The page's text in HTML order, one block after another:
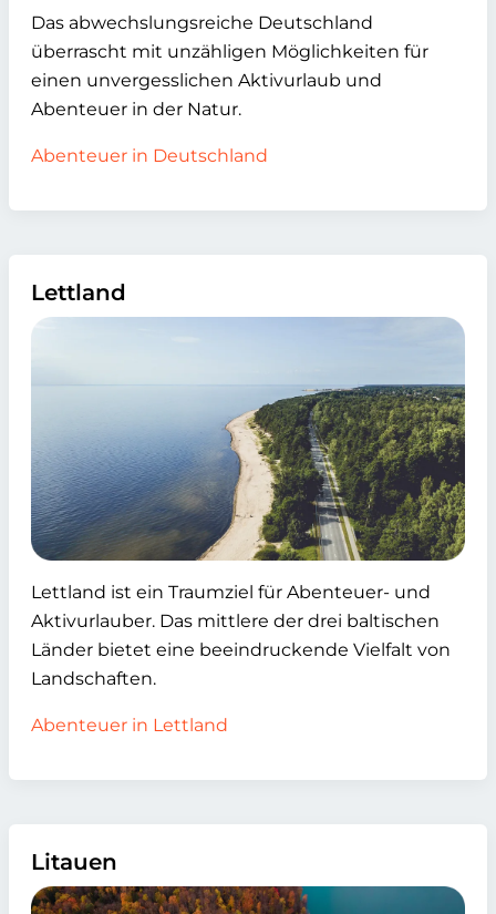
Das abwechslungsreiche Deutschland
überrascht mit unzähligen Möglichkeiten für
einen unvergesslichen Aktivurlaub und
Abenteuer in der Natur.
Abenteuer in Deutschland
Lettland
Lettland ist ein Traumziel für Abenteuer- und
Aktivurlauber. Das mittlere der drei baltischen
Länder bietet eine beeindruckende Vielfalt von
Landschaften.
Abenteuer in Lettland
Litauen